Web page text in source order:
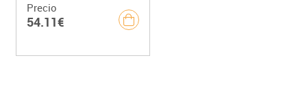
Precio
54.11€